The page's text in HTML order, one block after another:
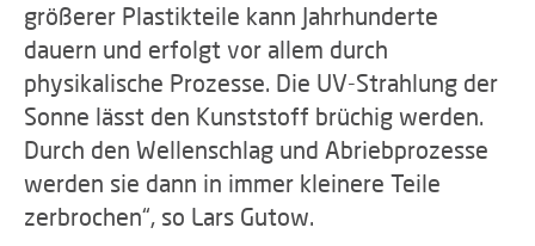
größerer Plastikteile kann Jahrhunderte
dauern und erfolgt vor allem durch
physikalische Prozesse. Die UV-Strahlung der
Sonne lässt den Kunststoff brüchig werden.
Durch den Wellenschlag und Abriebprozesse
werden sie dann in immer kleinere Teile
zerbrochen“, so Lars Gutow.